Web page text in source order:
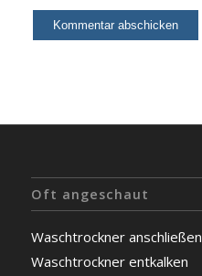
Oft angeschaut
Waschtrockner anschließen
Waschtrockner entkalken